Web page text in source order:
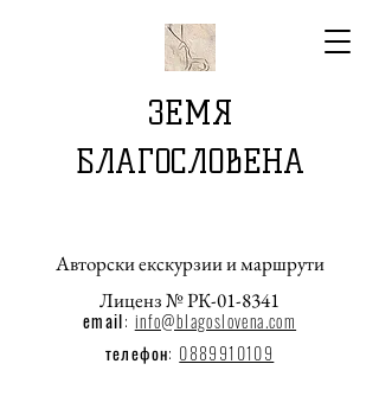
ЗЕМЯ
БЛАГОСЛОВЕНА
Авторски екскурзии и маршрути
Лиценз № РК-01-8341
email: info@blagoslovena.com
телефон: 0889910109